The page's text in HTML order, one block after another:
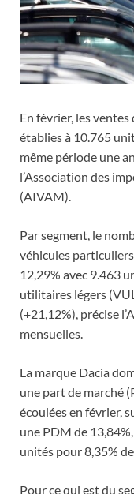
En février, les
établies à 10.765
même période une
l’Association des
(AIVAM).
Par segment, le
véhicules
12,29% avec 9.463
utilitaires légers
(+21,12%), précise
mensuelles.
La marque Dacia
une part de marché
écoulées en février,
une PDM de
unités pour 8,35%
Pour ce qui est du